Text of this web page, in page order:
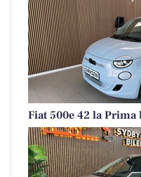
Fiat 500e 42 la Prima